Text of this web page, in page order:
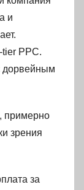
и
PPC.
дорвейным
примерно
зрения
за